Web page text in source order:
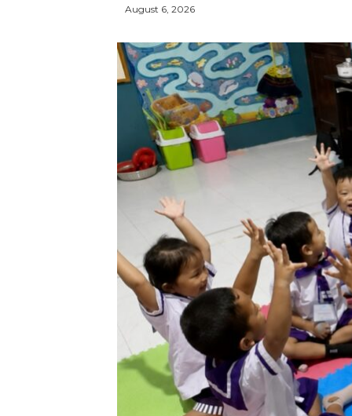
August 6, 2026